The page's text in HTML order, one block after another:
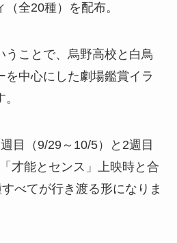
全20種）を配布​。
うことで、烏野高校と白鳥
を中心にした劇場鑑賞イラ
目（9/29～10/5）と2週目
才能とセンス」上映時と合
べてが行き渡る形になりま